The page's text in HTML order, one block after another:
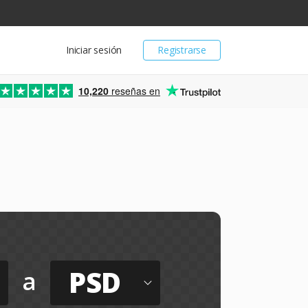
Registrarse
Iniciar sesión
10,220 reseñas en
a PSD